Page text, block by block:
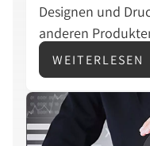
Designen und
anderen
Möglichkeiten für
Unternehmen, die
zu bringen und
WEITERLESEN